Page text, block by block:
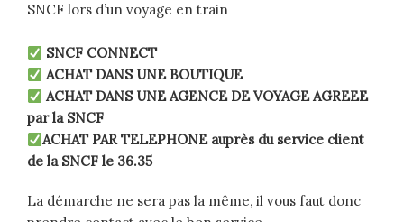
SNCF lors d’un voyage en train
SNCF CONNECT
ACHAT DANS UNE BOUTIQUE
ACHAT DANS UNE AGENCE DE VOYAGE AGREEE
par la SNCF
ACHAT PAR TELEPHONE auprès du service client
de la SNCF le 36.35
La démarche ne sera pas la même, il vous faut donc